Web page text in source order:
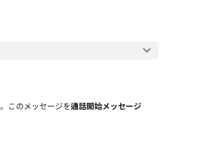
このメッセージを通話開始メッセージ